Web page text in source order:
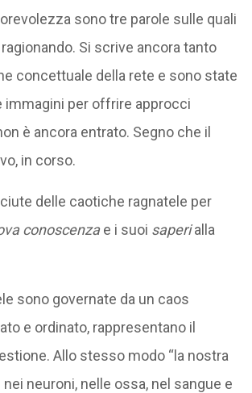
sono tre parole sulle quali
Si scrive ancora tanto
concettuale della rete e sono state
per offrire approcci
è ancora entrato. Segno che il
in corso.
delle caotiche ragnatele per
conoscenzae i suoi saperialla
sono governate da un caos
e ordinato, rappresentano il
Allo stesso modo “la nostra
neuroni, nelle ossa, nel sangue e